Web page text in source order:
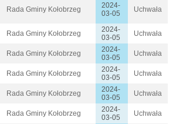
Rada Gminy Kołobrzeg
2024-
03-05
Uchwała
Rada Gminy Kołobrzeg
2024-
03-05
Uchwała
Rada Gminy Kołobrzeg
2024-
03-05
Uchwała
Rada Gminy Kołobrzeg
2024-
03-05
Uchwała
Rada Gminy Kołobrzeg
2024-
03-05
Uchwała
Rada Gminy Kołobrzeg
2024-
03-05
Uchwała